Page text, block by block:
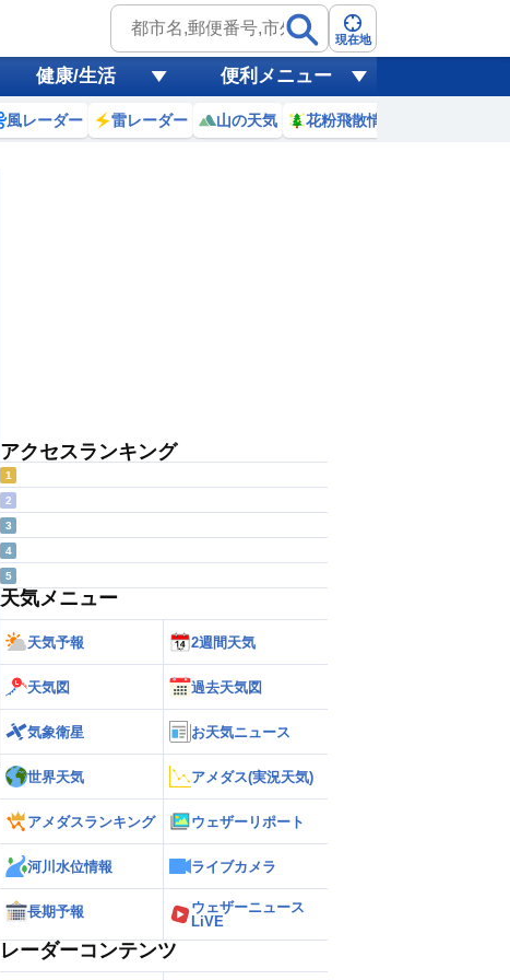
現在地
健康/生活 便利メニュー
風レーダー 雷レーダー 山の天気 花粉飛散情報
アクセスランキング
1
2
3
4
5
天気メニュー
天気予報 2週間天気
天気図 過去天気図
気象衛星 お天気ニュース
世界天気 アメダス(実況天気)
アメダスランキング ウェザーリポート
河川水位情報 ライブカメラ
長期予報
ウェザーニュース
LiVE
レーダーコンテンツ